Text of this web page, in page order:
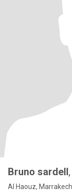
Bruno sardell
Al Haouz,